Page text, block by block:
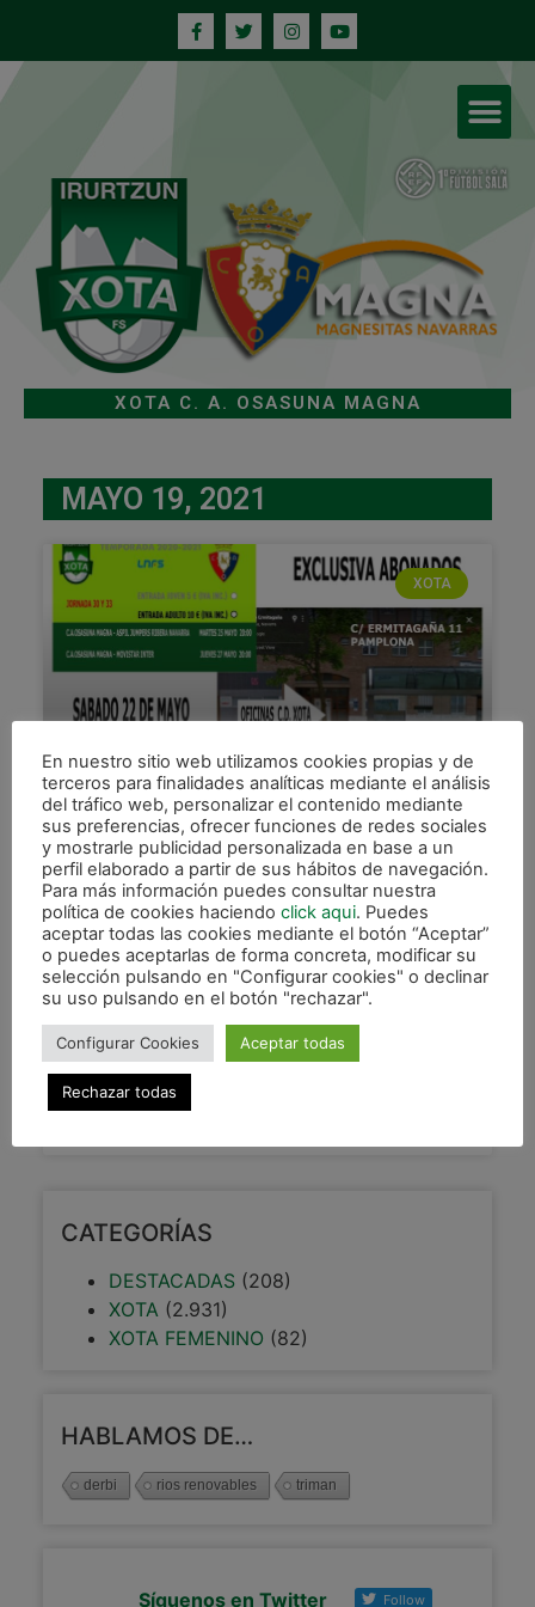
XOTA C. A. OSASUNA MAGNA
MAYO 19, 2021
XOTA
Venta de entradas para los
partidos ante Aspil Jumpers y
Movistar Inter, exclusivas para
abonados
De cara a los dos decisivos partidos que Osasuna
Magna va a disputar la próxima semana en el
Pabellón Anaitasuna, los abonados solidarios de
esta
LEER MÁS »
CATEGORÍAS
DESTACADAS (208)
XOTA (2.931)
XOTA FEMENINO (82)
HABLAMOS DE…
derbi rios renovables triman
Síguenos en Twitter Follow
En nuestro sitio web utilizamos cookies propias y de
terceros para finalidades analíticas mediante el análisis
del tráfico web, personalizar el contenido mediante
sus preferencias, ofrecer funciones de redes sociales
y mostrarle publicidad personalizada en base a un
perfil elaborado a partir de sus hábitos de navegación.
Para más información puedes consultar nuestra
política de cookies haciendo click aqui. Puedes
aceptar todas las cookies mediante el botón “Aceptar”
o puedes aceptarlas de forma concreta, modificar su
selección pulsando en "Configurar cookies" o declinar
su uso pulsando en el botón "rechazar".
Configurar Cookies Aceptar todas
Rechazar todas